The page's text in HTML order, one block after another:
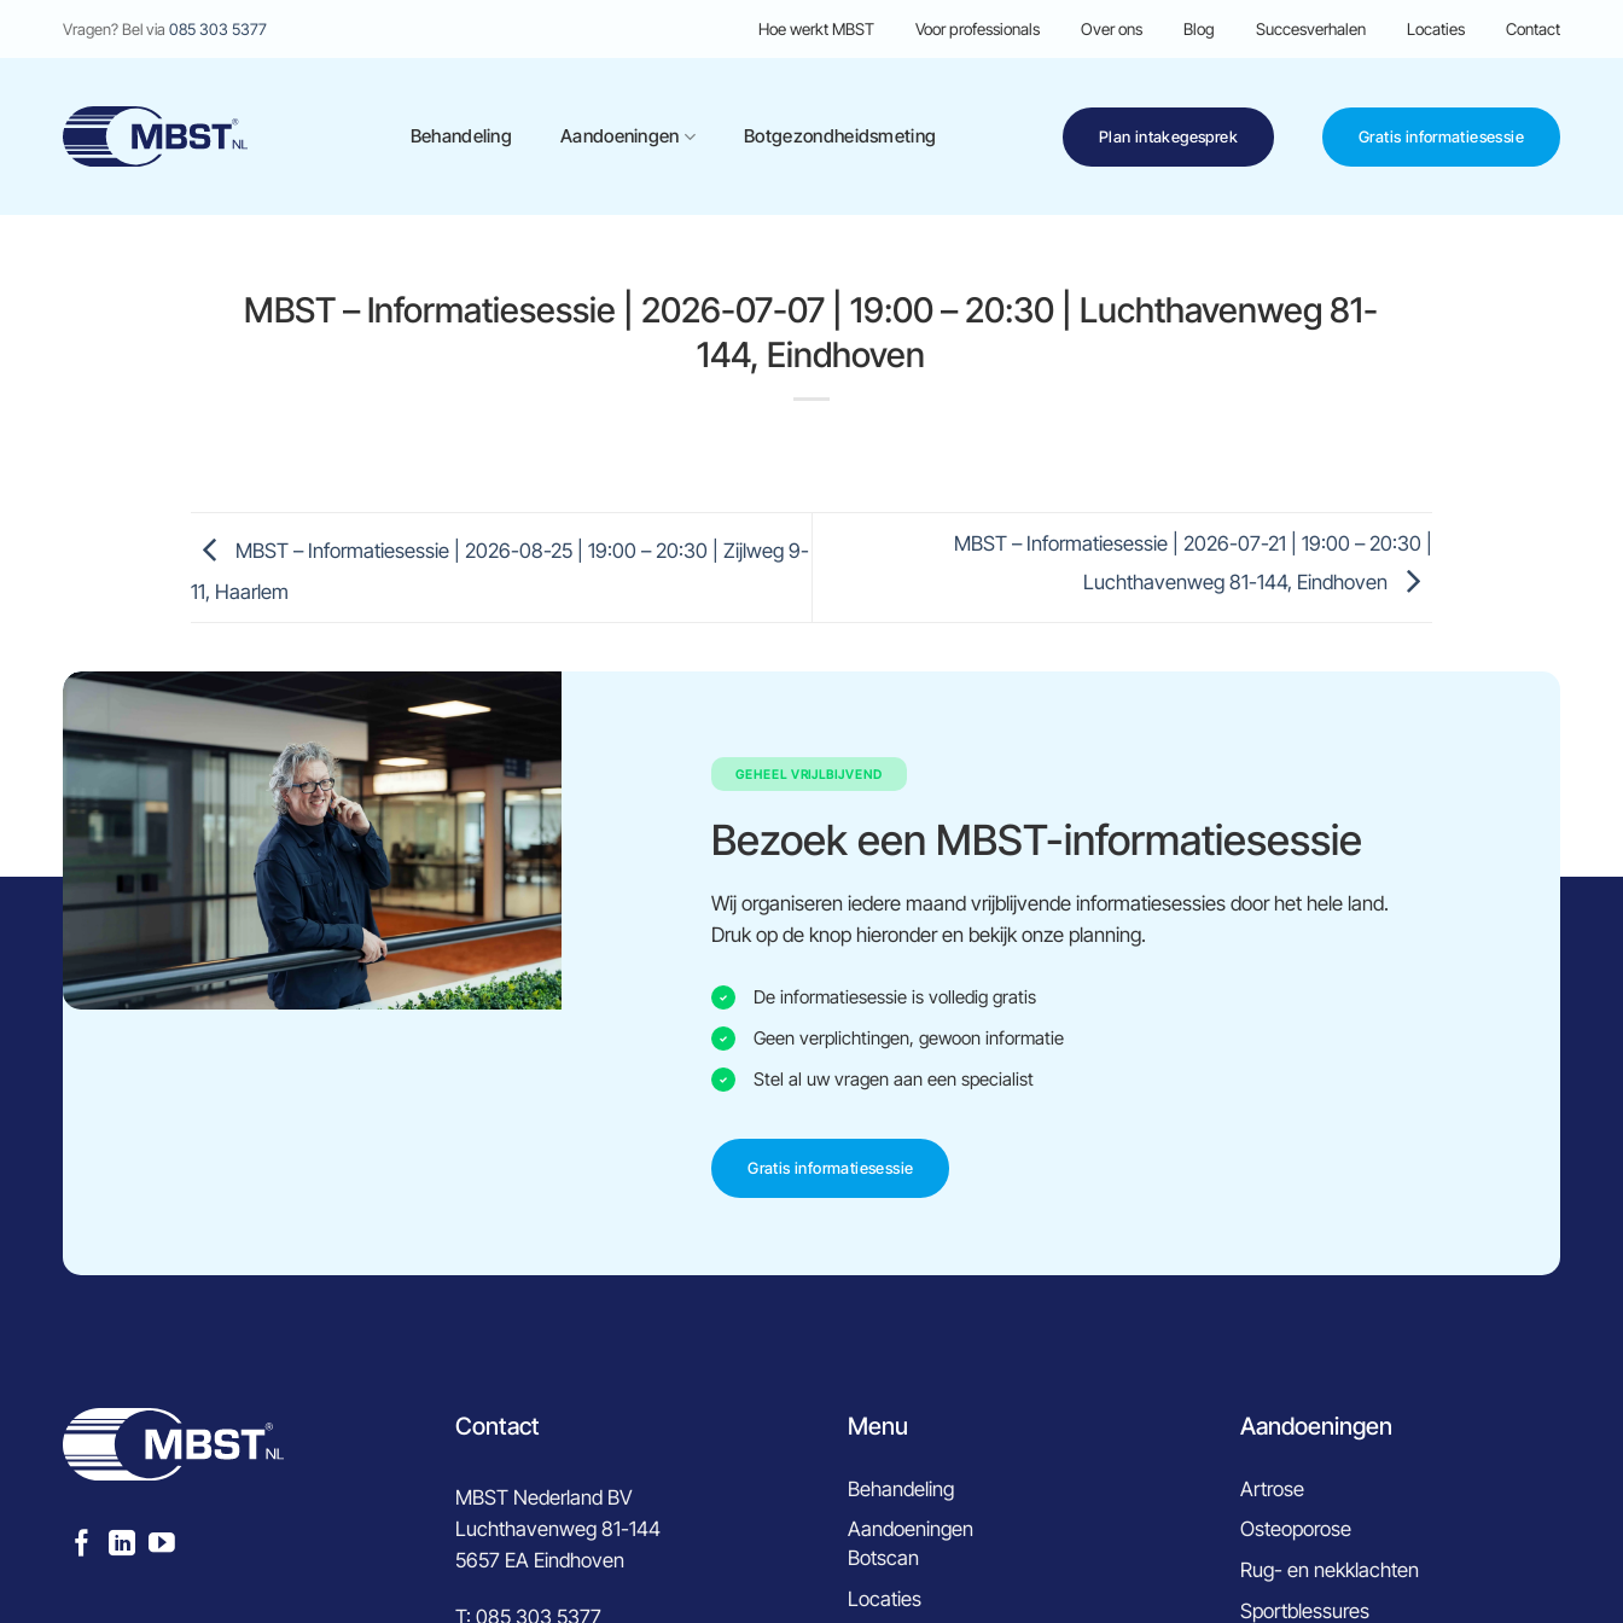
Vragen? Bel via 085 303 5377 Hoe werkt MBST Voor professionals Over ons Blog Succesverhalen Locaties Contact
Behandeling Aandoeningen Botgezondheidsmeting Plan intakegesprek Gratis informatiesessie
MBST – Informatiesessie | 2026-07-07 | 19:00 – 20:30 | Luchthavenweg 81-
144, Eindhoven
MBST – Informatiesessie | 2026-08-25 | 19:00 – 20:30 | Zijlweg 9-
11, Haarlem
MBST – Informatiesessie | 2026-07-21 | 19:00 – 20:30 |
Luchthavenweg 81-144, Eindhoven
GEHEEL VRIJLBIJVEND
Bezoek een MBST-informatiesessie
Wij organiseren iedere maand vrijblijvende informatiesessies door het hele land.
Druk op de knop hieronder en bekijk onze planning.
De informatiesessie is volledig gratis
Geen verplichtingen, gewoon informatie
Stel al uw vragen aan een specialist
Gratis informatiesessie
Contact
MBST Nederland BV
Luchthavenweg 81-144
5657 EA Eindhoven
T: 085 303 5377
Menu
Behandeling
Aandoeningen
Botscan
Locaties
Aandoeningen
Artrose
Osteoporose
Rug- en nekklachten
Sportblessures